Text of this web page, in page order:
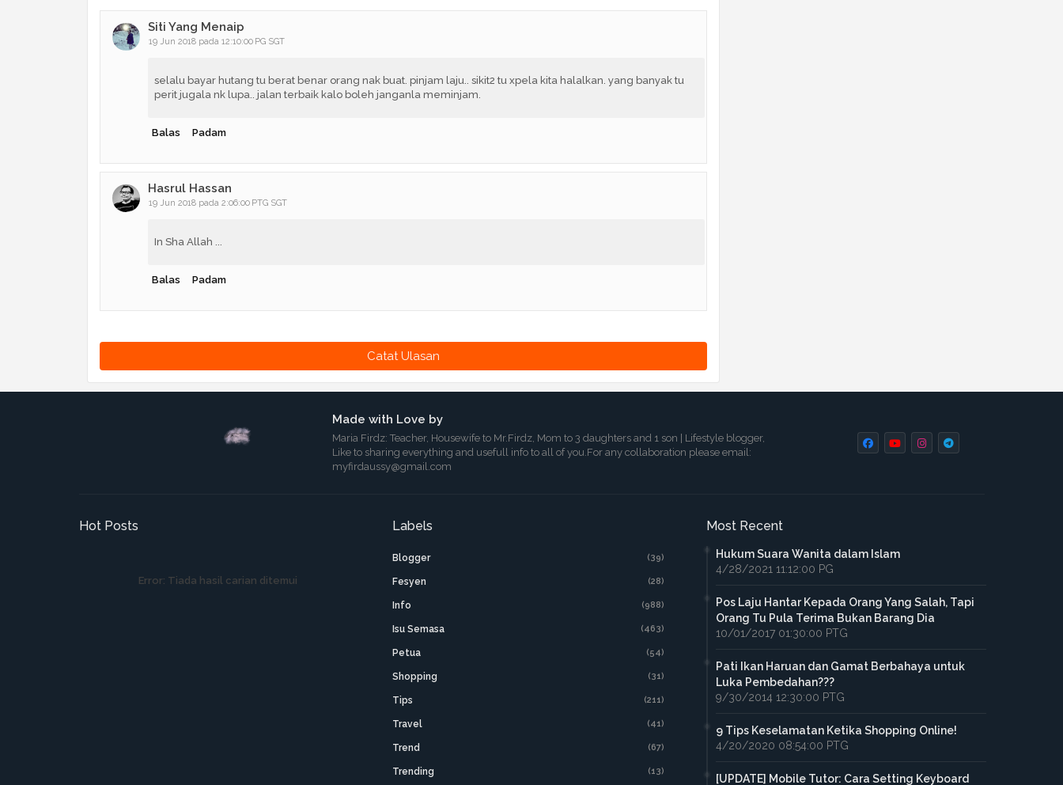
Siti Yang Menaip
19 Jun 2018 pada 12:10:00 PG SGT
selalu bayar hutang tu berat benar orang nak buat. pinjam laju.. sikit2 tu xpela kita halalkan. yang banyak tu
perit jugala nk lupa.. jalan terbaik kalo boleh janganla meminjam.
Balas Padam
Hasrul Hassan
19 Jun 2018 pada 2:06:00 PTG SGT
In Sha Allah ...
Balas Padam
Catat Ulasan
Made with Love by
Maria Firdz: Teacher, Housewife to Mr.Firdz, Mom to 3 daughters and 1 son | Lifestyle blogger,
Like to sharing everything and usefull info to all of you.For any collaboration please email:
myfirdaussy@gmail.com
Hot Posts
Error: Tiada hasil carian ditemui
Labels
Blogger (39)
Fesyen (28)
Info (988)
Isu Semasa (463)
Petua (54)
Shopping (31)
Tips (211)
Travel (41)
Trend (67)
Trending (13)
Most Recent
Hukum Suara Wanita dalam Islam
4/28/2021 11:12:00 PG
Pos Laju Hantar Kepada Orang Yang Salah, Tapi
Orang Tu Pula Terima Bukan Barang Dia
10/01/2017 01:30:00 PTG
Pati Ikan Haruan dan Gamat Berbahaya untuk
Luka Pembedahan???
9/30/2014 12:30:00 PTG
9 Tips Keselamatan Ketika Shopping Online!
4/20/2020 08:54:00 PTG
[UPDATE] Mobile Tutor: Cara Setting Keyboard